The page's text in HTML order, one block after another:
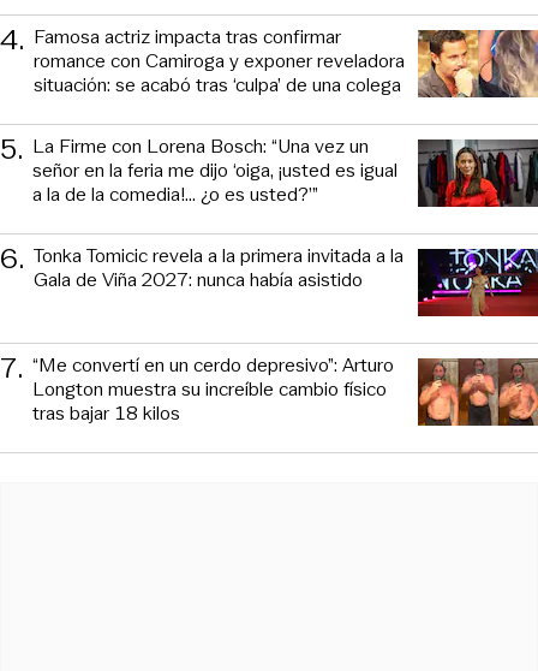
4. Famosa actriz impacta tras confirmar
romance con Camiroga y exponer reveladora
situación: se acabó tras ‘culpa’ de una colega
5. La Firme con Lorena Bosch: “Una vez un
señor en la feria me dijo ‘oiga, ¡usted es igual
a la de la comedia!... ¿o es usted?’”
6. Tonka Tomicic revela a la primera invitada a la
Gala de Viña 2027: nunca había asistido
7. “Me convertí en un cerdo depresivo”: Arturo
Longton muestra su increíble cambio físico
tras bajar 18 kilos